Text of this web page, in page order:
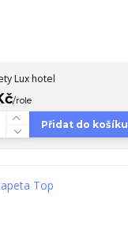
Lux hotel
/role
Přidat do košíku